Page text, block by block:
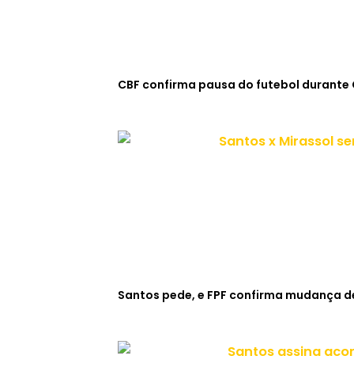
CBF confirma pausa do futebol durante
Santos pede, e FPF confirma mudança